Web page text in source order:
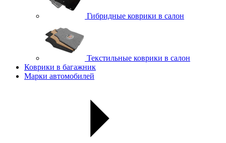
Гибридные коврики в салон
Текстильные коврики в салон
Коврики в багажник
Марки автомобилей